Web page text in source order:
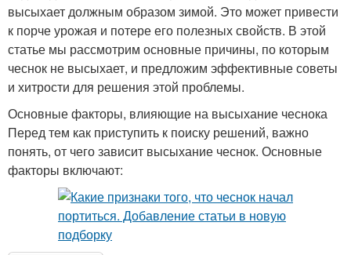
высыхает должным образом зимой. Это может привести
к порче урожая и потере его полезных свойств. В этой
статье мы рассмотрим основные причины, по которым
чеснок не высыхает, и предложим эффективные советы
и хитрости для решения этой проблемы.
Основные факторы, влияющие на высыхание чеснока
Перед тем как приступить к поиску решений, важно
понять, от чего зависит высыхание чеснок. Основные
факторы включают: